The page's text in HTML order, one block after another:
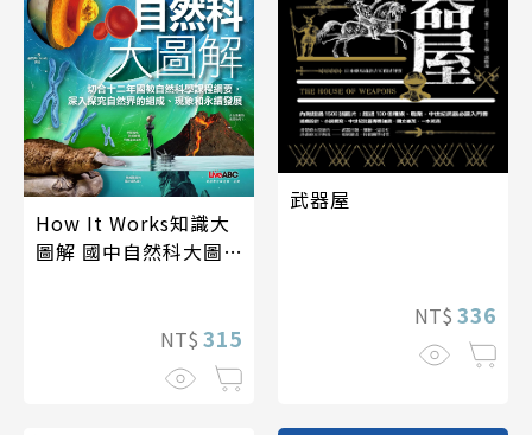
How It Works知識大
圖解 國中自然科大圖
NT$ 315
武器屋
NT$ 336